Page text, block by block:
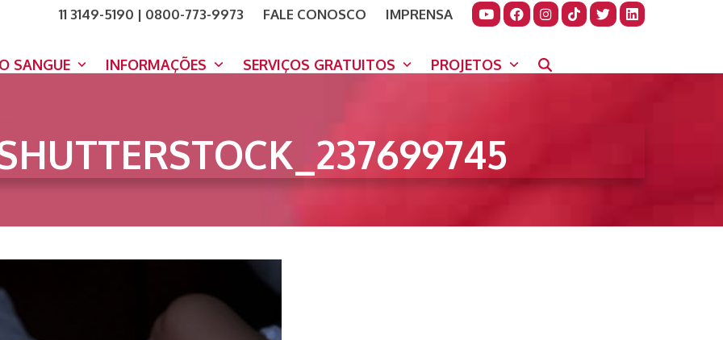
11 3149-5190 | 0800-773-9973 FALE CONOSCO
IMPRENSA
SANGUE INFORMAÇÕES SERVIÇOS GRATUITOS PROJETOS